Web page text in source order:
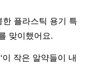
플라스틱 용기 특
맞이했어요.
이 작은 알약들이 내